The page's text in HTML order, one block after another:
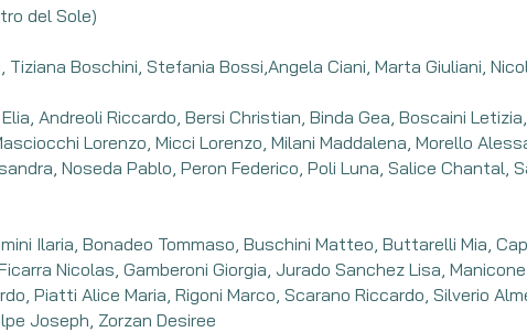
del Sole)
Boschini, Stefania Bossi,Angela Ciani, Marta Giuliani,
Andreoli Riccardo, Bersi Christian, Binda Gea, Boscaini
Lorenzo, Micci Lorenzo, Milani Maddalena, Morello
Noseda Pablo, Peron Federico, Poli Luna, Salice Chantal,
Ilaria, Bonadeo Tommaso, Buschini Matteo, Buttarelli Mia,
Nicolas, Gamberoni Giorgia, Jurado Sanchez Lisa,
Piatti Alice Maria, Rigoni Marco, Scarano Riccardo, Silverio
Joseph, Zorzan Desiree